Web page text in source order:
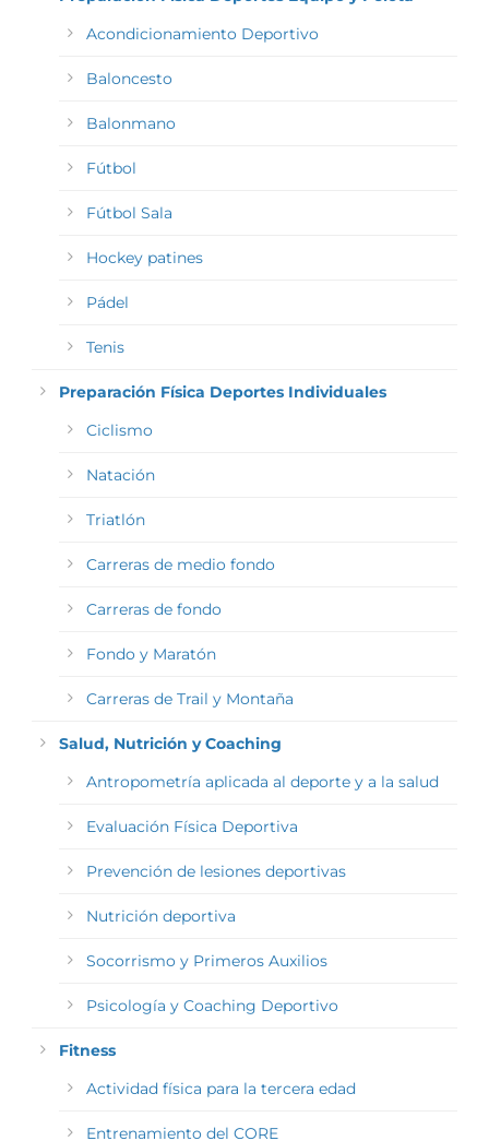
Acondicionamiento Deportivo
Baloncesto
Balonmano
Fútbol
Fútbol Sala
Hockey patines
Pádel
Tenis
Preparación Física Deportes Individuales
Ciclismo
Natación
Triatlón
Carreras de medio fondo
Carreras de fondo
Fondo y Maratón
Carreras de Trail y Montaña
Salud, Nutrición y Coaching
Antropometría aplicada al deporte y a la salud
Evaluación Física Deportiva
Prevención de lesiones deportivas
Nutrición deportiva
Socorrismo y Primeros Auxilios
Psicología y Coaching Deportivo
Fitness
Actividad física para la tercera edad
Entrenamiento del CORE